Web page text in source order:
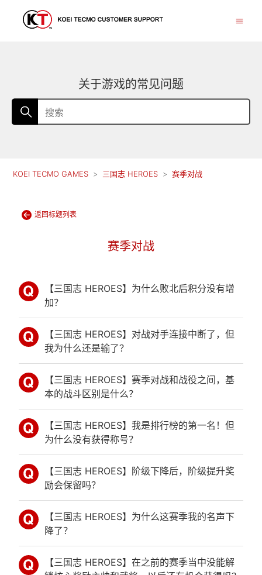
关于游戏的常见问题
KOEI TECMO GAMES 三国志 HEROES 赛季对战
返回标题列表
赛季对战
【三国志 HEROES】为什么败北后积分没有增
加？
【三国志 HEROES】对战对手连接中断了，但
我为什么还是输了？
【三国志 HEROES】赛季对战和战役之间，基
本的战斗区别是什么？
【三国志 HEROES】我是排行榜的第一名！但
为什么没有获得称号？
【三国志 HEROES】阶级下降后，阶级提升奖
励会保留吗？
【三国志 HEROES】为什么这赛季我的名声下
降了？
【三国志 HEROES】在之前的赛季当中没能解